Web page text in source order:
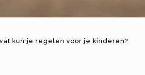
kun je regelen voor je kinderen?